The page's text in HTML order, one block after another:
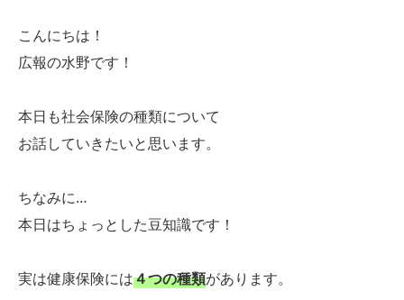
こんにちは！
広報の水野です！
本日も社会保険の種類について
お話していきたいと思います。
ちなみに…
本日はちょっとした豆知識です！
実は健康保険には４つの種類があります。